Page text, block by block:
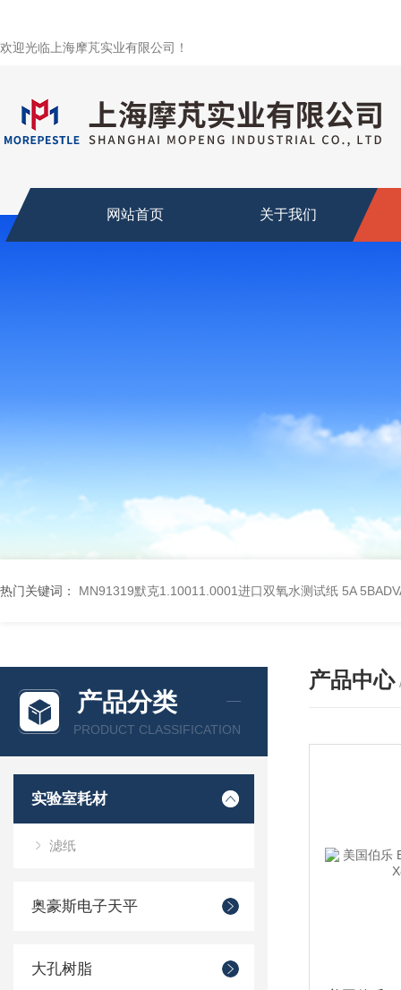
欢迎光临上海摩芃实业有限公司！
网站首页 关于我们
热门关键词： MN91319默克1.10011.0001进口双氧水测试纸 5A
产品分类
PRODUCT CLASSIFICATION
实验室耗材
滤纸
奥豪斯电子天平
大孔树脂
产品中心